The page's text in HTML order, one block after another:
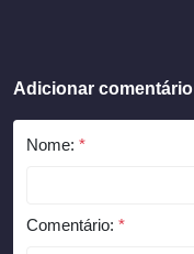
Adicionar comentário
Nome: *
Comentário: *